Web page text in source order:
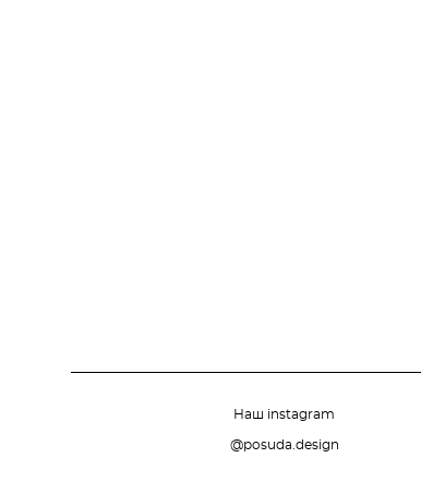
Наш instagram
@posuda.design